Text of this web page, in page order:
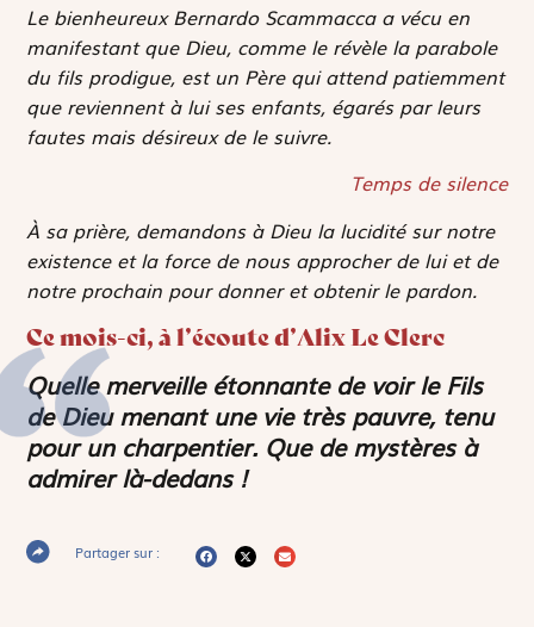
Le bienheureux Bernardo Scammacca a vécu en
manifestant que Dieu, comme le révèle la parabole
du fils prodigue, est un Père qui attend patiemment
que reviennent à lui ses enfants, égarés par leurs
fautes mais désireux de le suivre.
Temps de silence
À sa prière, demandons à Dieu la lucidité sur notre
existence et la force de nous approcher de lui et de
notre prochain pour donner et obtenir le pardon.
Ce mois-ci, à l’écoute d’Alix Le Clerc
Quelle merveille étonnante de voir le Fils
de Dieu menant une vie très pauvre, tenu
pour un charpentier. Que de mystères à
admirer là-dedans !
Partager sur :